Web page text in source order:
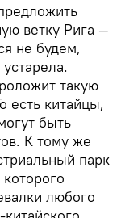
ветку Рига —
не будем,
такую
есть китайцы,
быть
К тому же
парк
любого